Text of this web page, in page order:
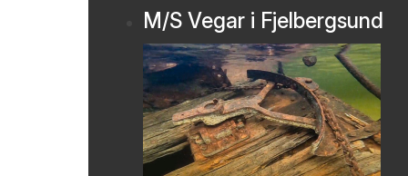
M/S Vegar i Fjelbergsund